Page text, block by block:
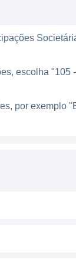
diversas
A empresa
à
sobre a
visando
energia.
Paulo, o
oferta de
escolha "105
por exemplo